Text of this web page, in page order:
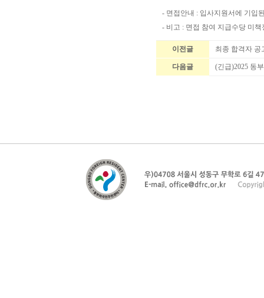
- 면접안내 : 입사지원서에 기입
- 비고 : 면접 참여 지급수당 미책
이전글 최종 합격자 공
다음글 (긴급)2025 동